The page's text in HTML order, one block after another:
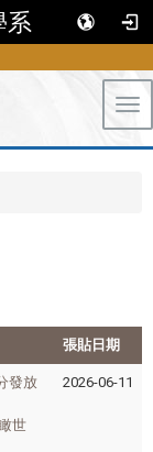
系
張貼日期
發放
世
2026-06-11